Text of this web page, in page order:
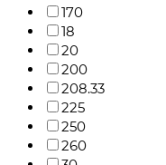
170
18
20
200
208.33
225
250
260